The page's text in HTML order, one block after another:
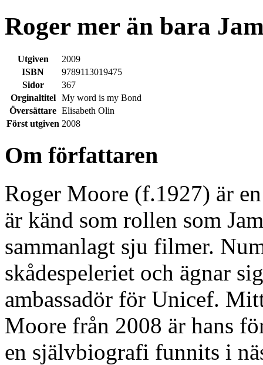
Roger mer än bara
Utgiven
2009
ISBN
9789113019475
Sidor
367
Orginaltitel
My word is my Bond
Översättare Elisabeth Olin
Först utgiven 2008
Om författaren
Roger Moore (f.1927) är
är känd som rollen som
sammanlagt sju filmer.
skådespeleriet och ägnar
ambassadör för Unicef.
Moore från 2008 är hans
en självbiografi funnits i